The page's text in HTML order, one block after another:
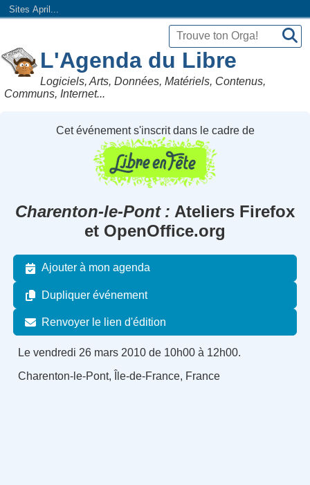
Sites April...
L'Agenda du Libre
Logiciels, Arts, Données, Matériels, Contenus,
Communs, Internet...
Cet événement s'inscrit dans le cadre de
Charenton-le-Pont
Ateliers Firefox
et OpenOffice.org
Ajouter à mon agenda
Dupliquer événement
Renvoyer le lien d'édition
Le vendredi 26 mars 2010 de 10h00 à 12h00.
Charenton-le-Pont, Île-de-France, France